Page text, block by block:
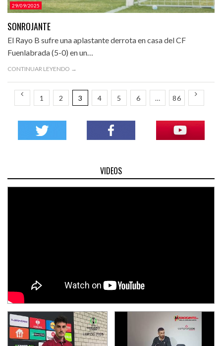
29/09/2025
SONROJANTE
El Rayo B sufre una aplastante derrota en casa del CF
Fuenlabrada (5-0) en un…
CONTINUAR LEYENDO →
1 2 3 4 5 6 … 86
VIDEOS